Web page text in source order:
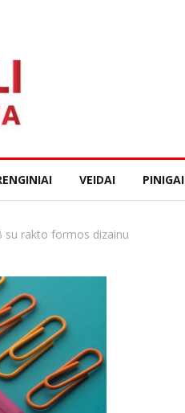
VEIDAI PINIGAI
su rakto formos dizainu